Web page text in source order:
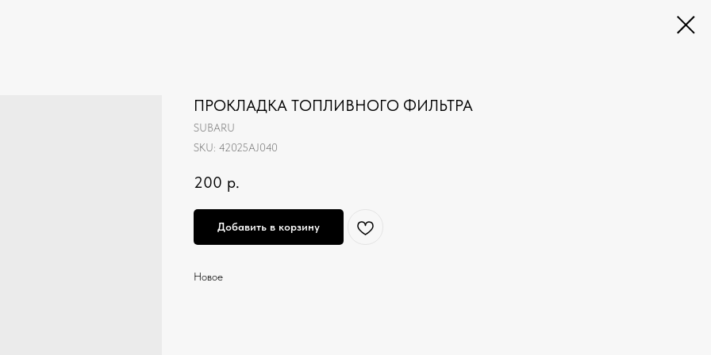
ПРОКЛАДКА ТОПЛИВНОГО ФИЛЬТРА
SUBARU
SKU: 42025AJ040
200 р.
Добавить в корзину
Новое